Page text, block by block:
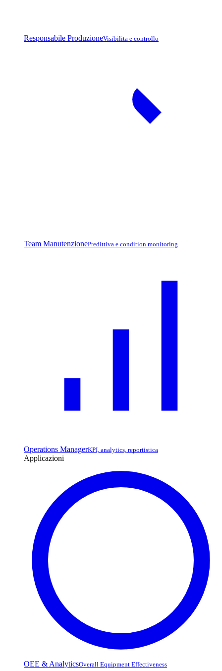
Responsabile ProduzioneVisibilita e controllo
Team ManutenzionePredittiva e condition monitoring
Operations ManagerKPI, analytics, reportistica
Applicazioni
OEE & AnalyticsOverall Equipment Effectiveness